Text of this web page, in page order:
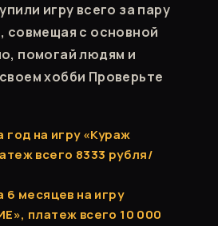
игру всего за пару
совмещая с основной
помогай людям и
хобби Проверьте
год на игру «Кураж
всего 8333 рубля/
6 месяцев на игру
платеж всего 10 000